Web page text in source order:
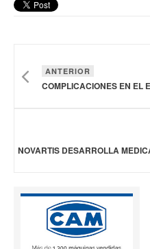
ANTERIOR